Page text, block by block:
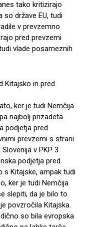
tako kritizirajo
so države EU, tudi
v prevzemno
pred prevzemi
vlade posameznih
Kitajsko in pred
ker je tudi Nemčija
najbolj prizadeta
podjetja pred
prevzemi s strani
v PKP 3
podjetja pred
s Kitajske, ampak tudi
ker je tudi Nemčija
slepiti, da je bilo to
povzročila Kitajska.
so bila evropska